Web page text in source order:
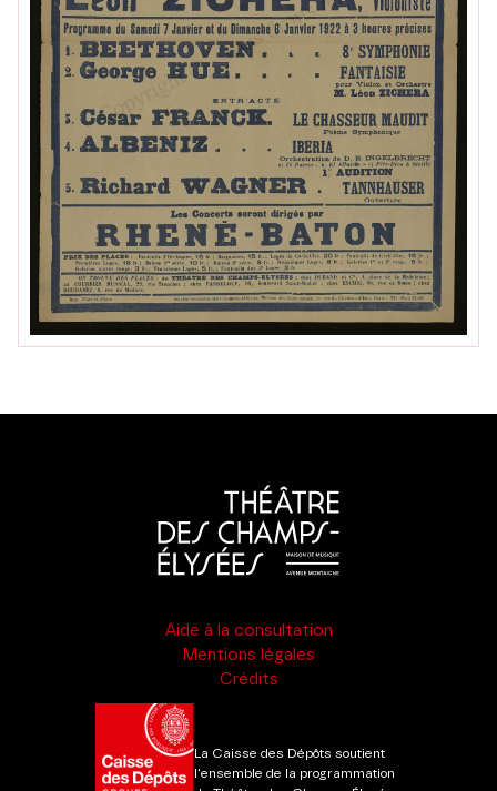
Aide à la consultation
Mentions légales
Crédits
La Caisse des Dépôts soutient
l'ensemble de la programmation